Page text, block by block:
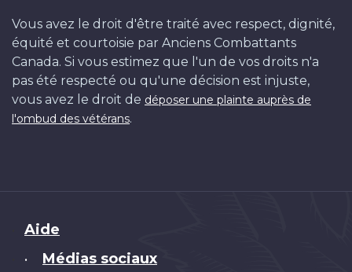
Vous avez le droit d'être traité avec respect, dignité,
équité et courtoisie par Anciens Combattants
Canada. Si vous estimez que l'un de vos droits n'a
pas été respecté ou qu'une décision est injuste,
vous avez le droit de déposer une plainte auprès de
l'ombud des vétérans.
Brand
Aide
• Médias sociaux